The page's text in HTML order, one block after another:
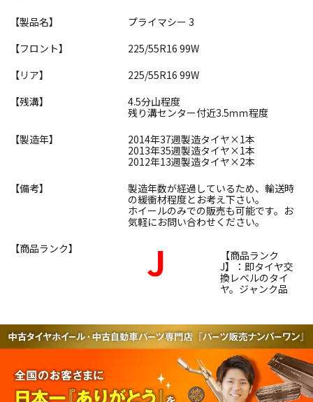
【製品名】
プライマシー 3
【フロント】
225/55R16 99W
【リア】
225/55R16 99W
【残溝】
4.5分山程度
残り溝センター付近3.5ｍｍ程度
【製造年】
2014年37週製造タイヤ×1本
2013年35週製造タイヤ×1本
2012年13週製造タイヤ×2本
【備考】
製造年数が経過しているため、輸送時
の緩衝材程度とお考え下さい。
ホイールのみでの販売も可能です。お
気軽にお問い合わせください。
【商品ランク】
J
【商品ランク
J】：即タイヤ交
換レベルのタイ
ヤ。ジャンク品